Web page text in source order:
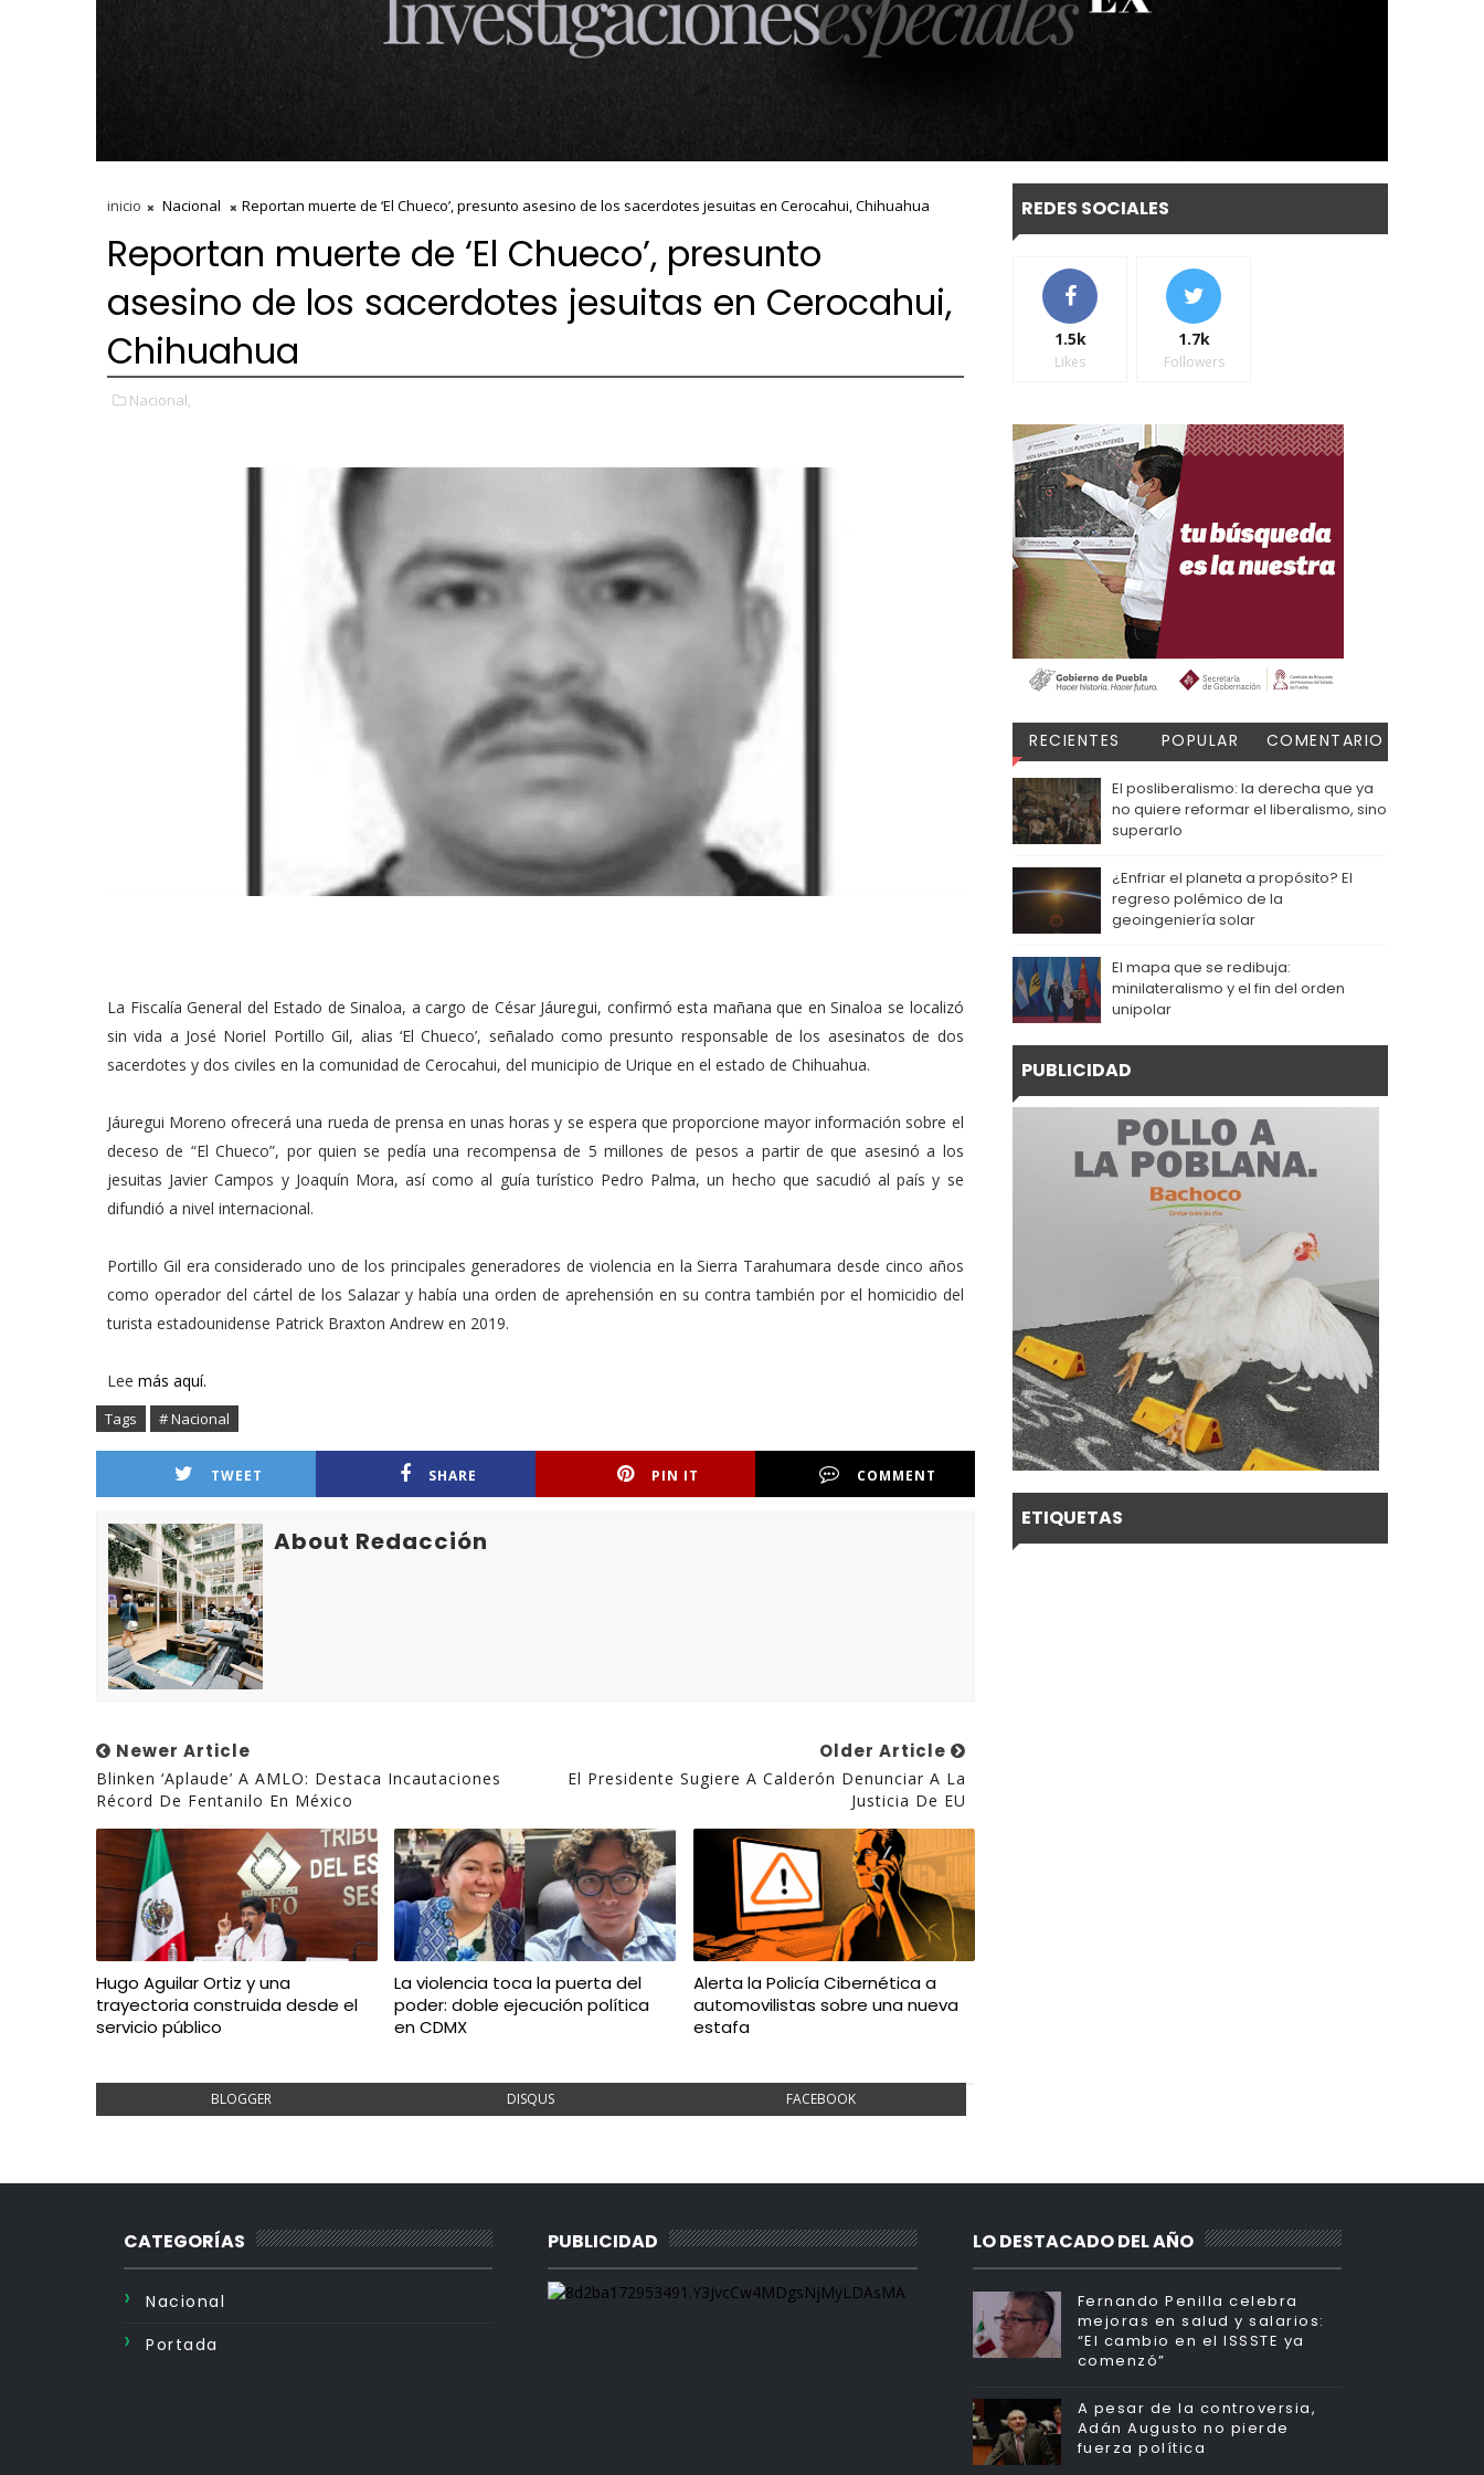
inicio Nacional Reportan muerte de ‘El Chueco’, presunto asesino de los sacerdotes jesuitas en Cerocahui, Chihuahua
Reportan muerte de ‘El Chueco’, presunto
asesino de los sacerdotes jesuitas en Cerocahui,
Chihuahua
Nacional,
La Fiscalía General del Estado de Sinaloa, a cargo de César Jáuregui, confirmó esta mañana que en Sinaloa se localizó
sin vida a José Noriel Portillo Gil, alias ‘El Chueco’, señalado como presunto responsable de los asesinatos de dos
sacerdotes y dos civiles en la comunidad de Cerocahui, del municipio de Urique en el estado de Chihuahua.
Jáuregui Moreno ofrecerá una rueda de prensa en unas horas y se espera que proporcione mayor información sobre el
deceso de “El Chueco”, por quien se pedía una recompensa de 5 millones de pesos a partir de que asesinó a los
jesuitas Javier Campos y Joaquín Mora, así como al guía turístico Pedro Palma, un hecho que sacudió al país y se
difundió a nivel internacional.
Portillo Gil era considerado uno de los principales generadores de violencia en la Sierra Tarahumara desde cinco años
como operador del cártel de los Salazar y había una orden de aprehensión en su contra también por el homicidio del
turista estadounidense Patrick Braxton Andrew en 2019.
Lee más aquí.
Tags # Nacional
TWEET SHARE PIN IT COMMENT
About Redacción
Newer Article
Blinken ‘aplaude’ A AMLO: Destaca Incautaciones
Récord De Fentanilo En México
Older Article
El Presidente Sugiere A Calderón Denunciar A La
Justicia De EU
Hugo Aguilar Ortiz y una
trayectoria construida desde el
servicio público
La violencia toca la puerta del
poder: doble ejecución política
en CDMX
Alerta la Policía Cibernética a
automovilistas sobre una nueva
estafa
BLOGGER DISQUS FACEBOOK
REDES SOCIALES
1.5k
Likes
1.7k
Followers
RECIENTES POPULAR
COMENTARIO
El posliberalismo: la derecha que ya
no quiere reformar el liberalismo, sino
superarlo
¿Enfriar el planeta a propósito? El
regreso polémico de la
geoingeniería solar
El mapa que se redibuja:
minilateralismo y el fin del orden
unipolar
PUBLICIDAD
ETIQUETAS
CATEGORÍAS
Nacional
Portada
PUBLICIDAD LO DESTACADO DEL AÑO
Fernando Penilla celebra
mejoras en salud y salarios:
“El cambio en el ISSSTE ya
comenzó”
A pesar de la controversia,
Adán Augusto no pierde
fuerza política